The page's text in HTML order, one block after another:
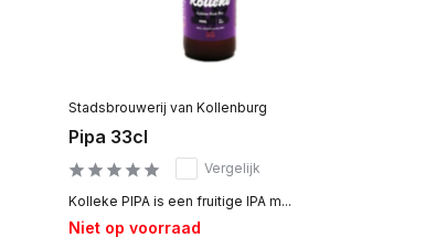
Stadsbrouwerij van Kollenburg
Pipa 33cl
Vergelijk
Kolleke PIPA is een fruitige IPA m...
Niet op voorraad